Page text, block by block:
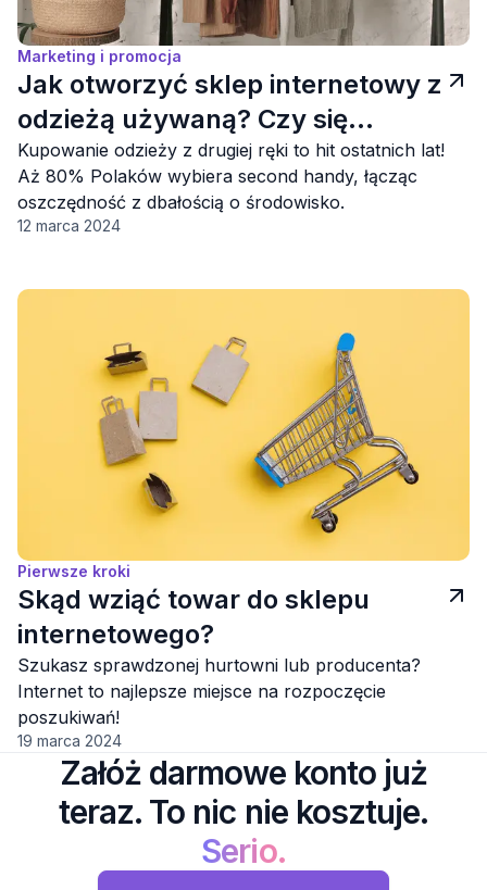
Marketing i promocja
Jak otworzyć sklep internetowy z
odzieżą używaną? Czy się
opłaca?
Kupowanie odzieży z drugiej ręki to hit ostatnich lat!
Aż 80% Polaków wybiera second handy, łącząc
oszczędność z dbałością o środowisko.
12 marca 2024
Pierwsze kroki
Skąd wziąć towar do sklepu
internetowego?
Szukasz sprawdzonej hurtowni lub producenta?
Internet to najlepsze miejsce na rozpoczęcie
poszukiwań!
19 marca 2024
Załóż darmowe konto już
teraz. To nic nie kosztuje.
Serio.